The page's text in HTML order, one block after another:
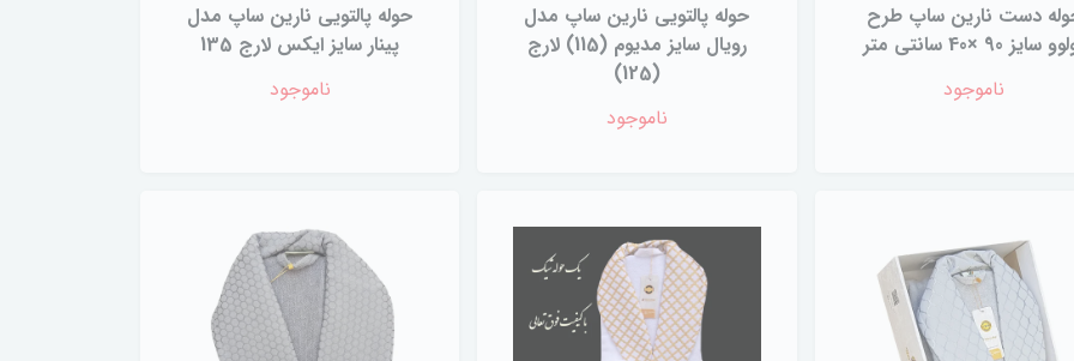
دست نارین ساپ طرح
سایز 90 ×40 سانتی متر
ناموجود
حوله پالتویی نارین ساپ مدل
رویال سایز مدیوم (115) لارج
(125)
ناموجود
حوله پالتویی نارین ساپ مدل
پینار سایز ایکس لارج 135
ناموجود